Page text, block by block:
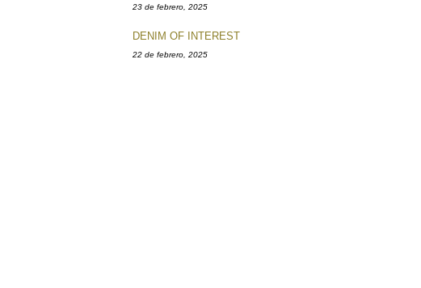
23 de febrero, 2025
DENIM OF INTEREST
22 de febrero, 2025